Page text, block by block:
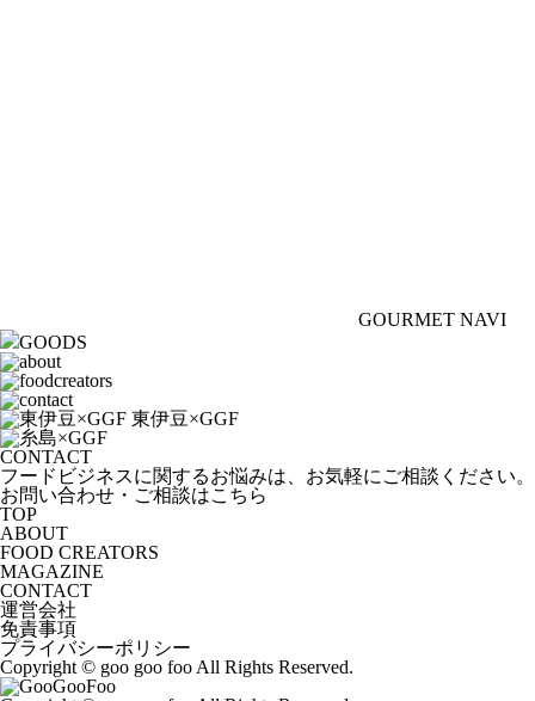
GOURMET NAVI
GOODS
CONTACT
フードビジネスに関するお悩みは、お気軽にご相談ください。
お問い合わせ・ご相談はこちら
TOP
ABOUT
FOOD CREATORS
MAGAZINE
CONTACT
運営会社
免責事項
プライバシーポリシー
Copyright © goo goo foo All Rights Reserved.